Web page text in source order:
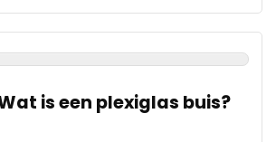
is een plexiglas buis?